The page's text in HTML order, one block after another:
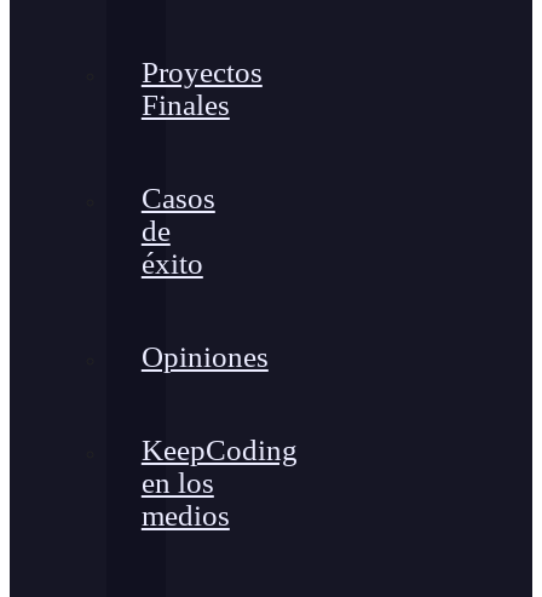
Proyectos
Finales
Casos
de
éxito
Opiniones
KeepCoding
en los
medios